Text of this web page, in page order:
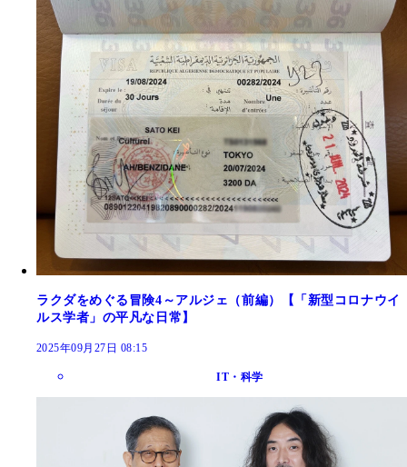
ラクダをめぐる冒険4～アルジェ（前編）【「新型コロナウイ
ルス学者」の平凡な日常】
2025年09月27日 08:15
IT・科学